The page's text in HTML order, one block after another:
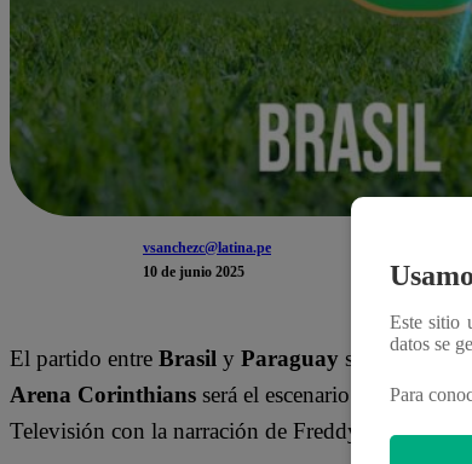
vsanchezc@latina.pe
10 de junio 2025
El partido entre Brasil y Paraguay se juega este
Arena Corinthians será el escenario del
Televisión con la narración de Freddy Cora y
Este sitio
datos se
Para